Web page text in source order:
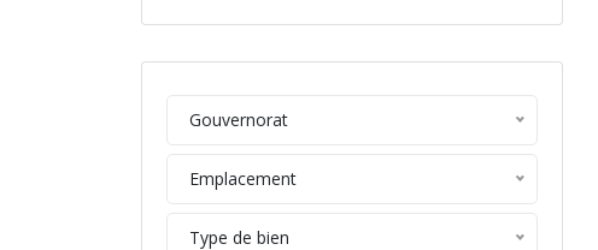
Gouvernorat
Emplacement
Type de bien